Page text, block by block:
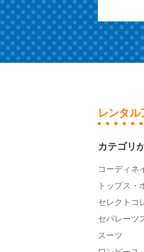
レンタル
カテゴリ
コーディネ
トップス・
セレクトコ
セパレーツ
スーツ